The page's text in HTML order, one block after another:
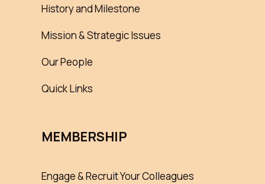
History and Milestone
Mission & Strategic Issues
Our People
Quick Links
MEMBERSHIP
Engage & Recruit Your Colleagues